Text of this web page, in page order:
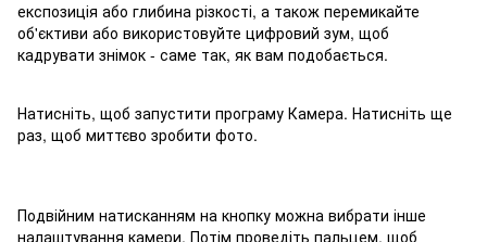
експозиція або глибина різкості, а також перемикайте
об'єктиви або використовуйте цифровий зум, щоб
кадрувати знімок - саме так, як вам подобається.
Натисніть, щоб запустити програму Камера. Натисніть ще
раз, щоб миттєво зробити фото.
Подвійним натисканням на кнопку можна вибрати інше
налаштування камери. Потім проведіть пальцем, щоб